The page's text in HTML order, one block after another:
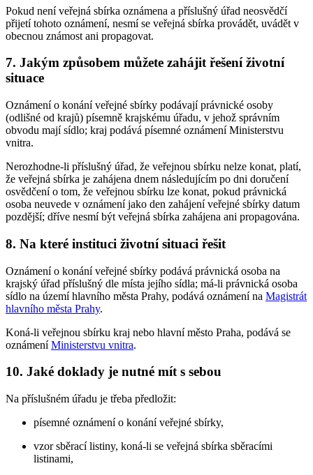
Pokud není veřejná sbírka oznámena a příslušný úřad neosvědčí
přijetí tohoto oznámení, nesmí se veřejná sbírka provádět, uvádět v
obecnou známost ani propagovat.
7. Jakým způsobem můžete zahájit řešení životní
situace
Oznámení o konání veřejné sbírky podávají právnické osoby
(odlišné od krajů) písemně krajskému úřadu, v jehož správním
obvodu mají sídlo; kraj podává písemné oznámení Ministerstvu
vnitra.
Nerozhodne-li příslušný úřad, že veřejnou sbírku nelze konat, platí,
že veřejná sbírka je zahájena dnem následujícím po dni doručení
osvědčení o tom, že veřejnou sbírku lze konat, pokud právnická
osoba neuvede v oznámení jako den zahájení veřejné sbírky datum
pozdější; dříve nesmí být veřejná sbírka zahájena ani propagována.
8. Na které instituci životní situaci řešit
Oznámení o konání veřejné sbírky podává právnická osoba na
krajský úřad příslušný dle místa jejího sídla; má-li právnická osoba
sídlo na území hlavního města Prahy, podává oznámení na Magistrát
hlavního města Prahy.
Koná-li veřejnou sbírku kraj nebo hlavní město Praha, podává se
oznámeníMinisterstvu vnitra.
10. Jaké doklady je nutné mít s sebou
Na příslušném úřadu je třeba předložit:
písemné oznámení o konání veřejné sbírky,
vzor sběrací listiny, koná-li se veřejná sbírka sběracími
listinami,